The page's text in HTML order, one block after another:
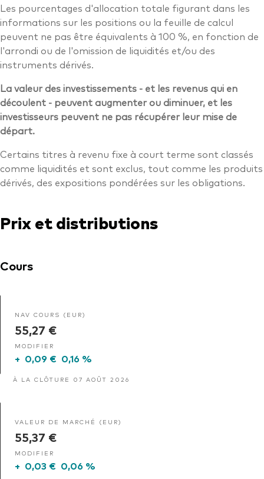
Les pourcentages d'allocation totale figurant dans les
informations sur les positions ou la feuille de calcul
peuvent ne pas être équivalents à 100 %, en fonction de
l'arrondi ou de l'omission de liquidités et/ou des
instruments dérivés.
La valeur des investissements - et les revenus qui en
découlent - peuvent augmenter ou diminuer, et les
investisseurs peuvent ne pas récupérer leur mise de
départ.
Certains titres à revenu fixe à court terme sont classés
comme liquidités et sont exclus, tout comme les produits
dérivés, des expositions pondérées sur les obligations.
Prix et distributions
Cours
NAV COURS (EUR)
55,27 €
MODIFIER
+ 0,09 € 0,16 %
À LA CLÔTURE 07 AOÛT 2026
VALEUR DE MARCHÉ (EUR)
55,37 €
MODIFIER
+ 0,03 € 0,06 %